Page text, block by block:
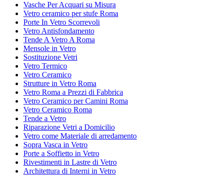
Vasche Per Acquari su Misura
Vetro ceramico per stufe Roma
Porte In Vetro Scorrevoli
Vetro Antisfondamento
Tende A Vetro A Roma
Mensole in Vetro
Sostituzione Vetri
Vetro Termico
Vetro Ceramico
Strutture in Vetro Roma
Vetro Roma a Prezzi di Fabbrica
Vetro Ceramico per Camini Roma
Vetro Ceramico Roma
Tende a Vetro
Riparazione Vetri a Domicilio
Vetro come Materiale di arredamento
Sopra Vasca in Vetro
Porte a Soffietto in Vetro
Rivestimenti in Lastre di Vetro
Architettura di Interni in Vetro